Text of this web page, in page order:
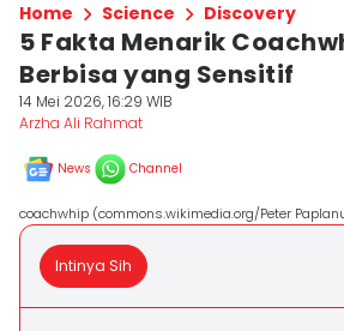
Home Science Discovery
5 Fakta Menarik
Berbisa yang Sensitif
14 Mei 2026, 16:29 WIB
Arzha Ali Rahmat
News Channel
coachwhip (commons.wikimedia.org/Peter
Intinya Sih